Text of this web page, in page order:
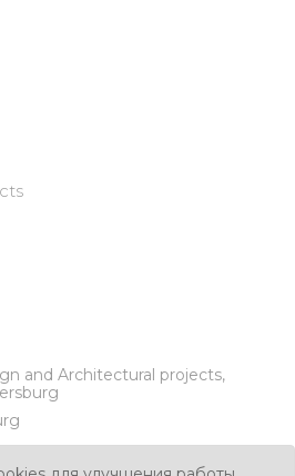
and Architectural projects,